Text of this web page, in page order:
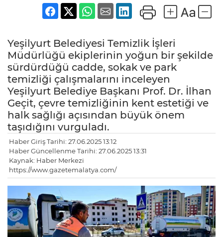
Yeşilyurt Belediyesi Temizlik İşleri
Müdürlüğü ekiplerinin yoğun bir şekilde
sürdürdüğü cadde, sokak ve park
temizliği çalışmalarını inceleyen
Yeşilyurt Belediye Başkanı Prof. Dr. İlhan
Geçit, çevre temizliğinin kent estetiği ve
halk sağlığı açısından büyük önem
taşıdığını vurguladı.
Haber Giriş Tarihi: 27.06.2025 13:12
Haber Güncellenme Tarihi: 27.06.2025 13:31
Kaynak: Haber Merkezi
https://www.gazetemalatya.com/